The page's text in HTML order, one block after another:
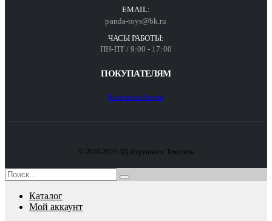
EMAIL:
panda-toys@bk.ru
ЧАСЫ РАБОТЫ:
ПН-ПТ / 9:00 - 17:00
ПОКУПАТЕЛЯМ
КонтактыАкции
© 2010-2023 ТД Игрушки и Текстиль
Каталог
Мой аккаунт